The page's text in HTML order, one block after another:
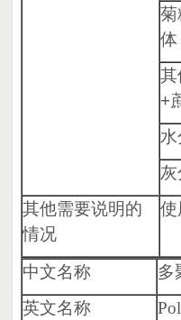
菊
体
其
+
其他需要说明的
情况
使
中文名称
多
英文名称